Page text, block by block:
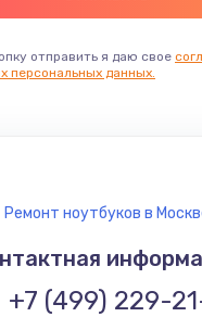
отправить я даю свое
персональных данных.
Ремонт ноутбуков в
+7 (499) 229-